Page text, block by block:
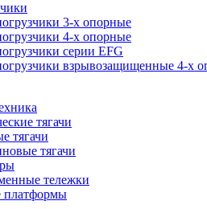
3-х опорные
4-х опорные
серии EFG
взрывозащищенные 4-х
тягачи
тягачи
тягачи
тележки
платформы